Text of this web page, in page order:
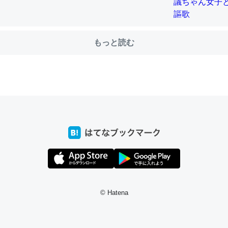
か使わないので回線代ほとんどかからないですよ。参考：
う。/早速夕食に作った！本当にスナップえんどうが止まらなくなった…
が結構効いてるので、気になる場合はにんにくだけ加熱してから加えた
ダーで代用してもいいかも。
もっと読む
© Hatena